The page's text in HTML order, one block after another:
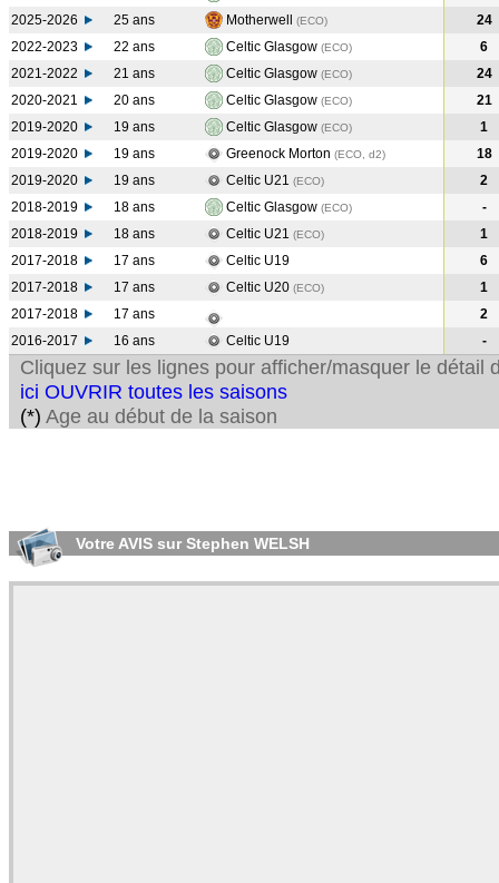
2025-2026
25 ans Motherwell (ECO)
24
2022-2023
22 ans Celtic Glasgow (ECO)
6
2021-2022
21 ans Celtic Glasgow (ECO)
24
2020-2021
20 ans Celtic Glasgow (ECO)
21
2019-2020
19 ans Celtic Glasgow (ECO)
1
2019-2020
19 ans Greenock Morton (ECO, d2)
18
2019-2020
19 ans Celtic U21 (ECO)
2
2018-2019
18 ans Celtic Glasgow (ECO)
-
2018-2019
18 ans Celtic U21 (ECO)
1
2017-2018
17 ans Celtic U19
6
2017-2018
17 ans Celtic U20 (ECO)
1
2017-2018
17 ans
2
2016-2017
16 ans Celtic U19 -
Cliquez sur les lignes pour afficher/masquer le détail
ici OUVRIR toutes les saisons
(*) Age au début de la saison
Votre AVIS sur Stephen WELSH